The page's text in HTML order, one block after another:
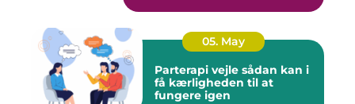
05. May
Parterapi vejle sådan kan i
få kærligheden til at
fungere igen